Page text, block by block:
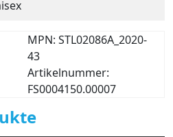
MPN: STL02086A_2020-
43
Artikelnummer:
FS0004150.00007